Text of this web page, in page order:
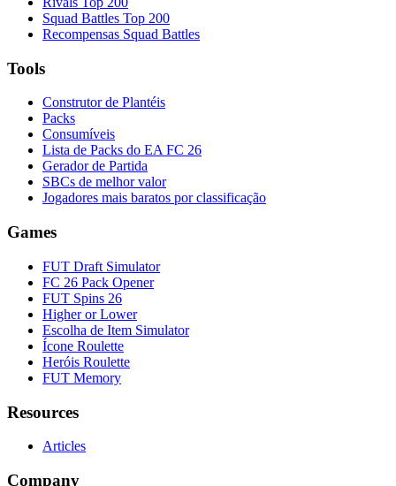
Squad Battles Top 200
Recompensas Squad Battles
Tools
Construtor de Plantéis
Packs
Consumíveis
Lista de Packs do EA FC 26
Gerador de Partida
SBCs de melhor valor
Jogadores mais baratos por classificação
Games
FUT Draft Simulator
FC 26 Pack Opener
FUT Spins 26
Higher or Lower
Escolha de Item Simulator
Ícone Roulette
Heróis Roulette
FUT Memory
Resources
Articles
Company